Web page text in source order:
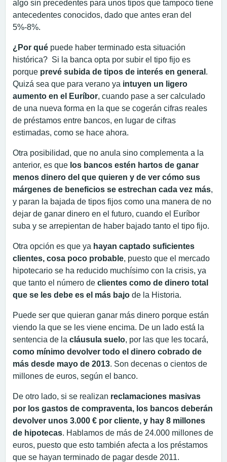
algo sin precedentes para unos tipos que tampoco tiene
antecedentes conocidos, dado que antes eran del
5%-8%.
¿Por qué puede haber terminado esta situación
histórica? Si la banca opta por subir el tipo fijo es
porque prevé subida de tipos de interés en general .
Quizá sea que para verano ya intuyen un ligero
aumento en el Euríbor, cuando pase a ser calculado
de una nueva forma en la que se cogerán cifras reales
de préstamos entre bancos, en lugar de cifras
estimadas, como se hace ahora.
Otra posibilidad, que no anula sino complementa a la
anterior, es que los bancos estén hartos de ganar
menos dinero del que quieren y de ver cómo sus
márgenes de beneficios se estrechan cada vez más,
y paran la bajada de tipos fijos como una manera de no
dejar de ganar dinero en el futuro, cuando el Euríbor
suba y se arrepientan de haber bajado tanto el tipo fijo.
Otra opción es que ya hayan captado suficientes
clientes, cosa poco probable, puesto que el mercado
hipotecario se ha reducido muchísimo con la crisis, ya
que tanto el número de clientes como de dinero total
que se les debe es el más bajo de la Historia.
Puede ser que quieran ganar más dinero porque están
viendo la que se les viene encima. De un lado está la
sentencia de la cláusula suelo, por las que les tocará,
como mínimo devolver todo el dinero cobrado de
más desde mayo de 2013. Son decenas o cientos de
millones de euros, según el banco.
De otro lado, si se realizan reclamaciones masivas
por los gastos de compraventa, los bancos deberán
devolver unos 3.000 € por cliente, y hay 8 millones
de hipotecas. Hablamos de más de 24.000 millones de
euros, puesto que esto también afecta a los préstamos
que se hayan terminado de pagar desde 2011.